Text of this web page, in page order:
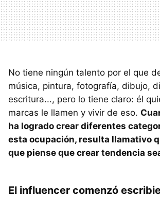
No tiene ningún talento por el que
música, pintura, fotografía, dibujo,
escritura..., pero lo tiene claro: él
marcas le llamen y vivir de eso.
ha logrado crear diferentes
esta ocupación, resulta llamativo
que piense que crear tendencia
El influencer comenzó